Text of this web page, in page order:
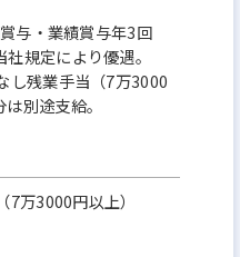
与・業績賞与年3回
規定により優遇。
し残業手当（7万3000
別途支給。
万3000円以上）